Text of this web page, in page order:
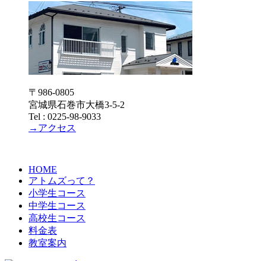
〒986-0805
宮城県石巻市大橋3-5-2
Tel : 0225-98-9033
→アクセス
HOME
アトムズって？
小学生コース
中学生コース
高校生コース
料金表
教室案内